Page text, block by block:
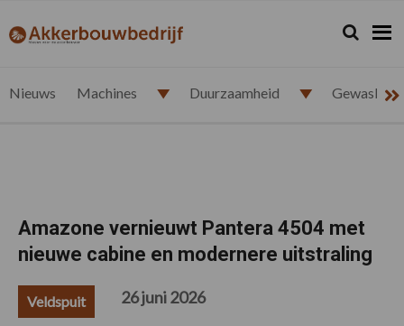
de
de
de
de
akkerbouwbedrijf.nl Zoeken...
Zoek
Nieuws Machines Duurzaamheid
Amazone vernieuwt Pantera 4504 met
nieuwe cabine en modernere uitstraling
Veldspuit 26 juni 2026